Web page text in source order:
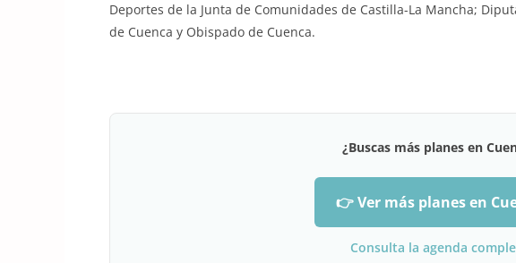
Deportes de la Junta de Comunidades de Castilla-La Mancha;
de Cuenca y Obispado de Cuenca.
¿Buscas más planes en
👉 Ver más planes en
Consulta la agenda